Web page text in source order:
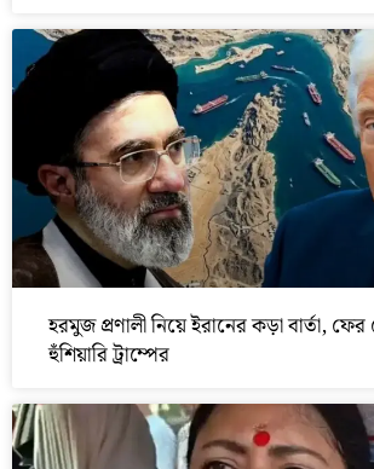
হরমুজ প্রণালী নিয়ে ইরানের কড়া বার্তা,
হুঁশিয়ারি ট্রাম্পের